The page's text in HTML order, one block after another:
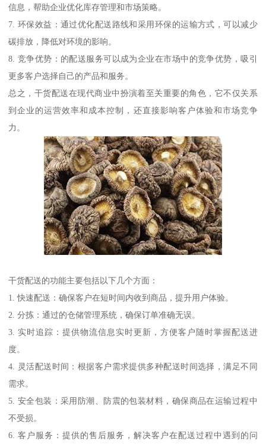
信息，帮助企业优化库存管理和市场策略。
7. 环保效益：通过优化配送路线和采用环保的运输方式，可以减少
碳排放，降低对环境的影响。
8. 竞争优势：的配送服务可以成为企业在市场中的竞争优势，吸引
更多客户选择自己的产品和服务。
总之，干货配送在现代商业中扮演着至关重要的角色，它不仅关系
到企业的运营效率和成本控制，还直接影响客户体验和市场竞争
力。
干货配送的功能主要包括以下几个方面：
1. 快速配送：确保客户在短时间内收到商品，提升用户体验。
2. 分拣：通过的仓储管理系统，确保订单准确无误。
3. 实时追踪：提供物流信息实时更新，方便客户随时掌握配送进
度。
4. 灵活配送时间：根据客户需求提供多种配送时间选择，满足不同
需求。
5. 安全包装：采用防潮、防震的包装材料，确保商品在运输过程中
不受损。
6. 客户服务：提供的售后服务，解决客户在配送过程中遇到的问